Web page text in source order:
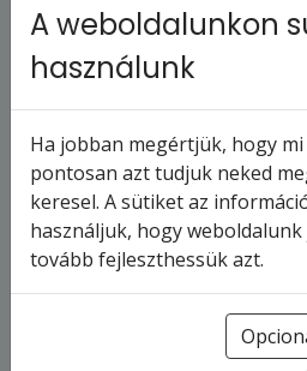
MSC MAGNIFICA
Franciaország,
Turks- és
napos hajóút
2028.1.5-tól
A weboldalunkon
használunk
Ha jobban megértjük, hogy
pontosan azt tudjuk neked
keresel. A sütiket az
használjuk, hogy
tovább fejleszthessük azt.